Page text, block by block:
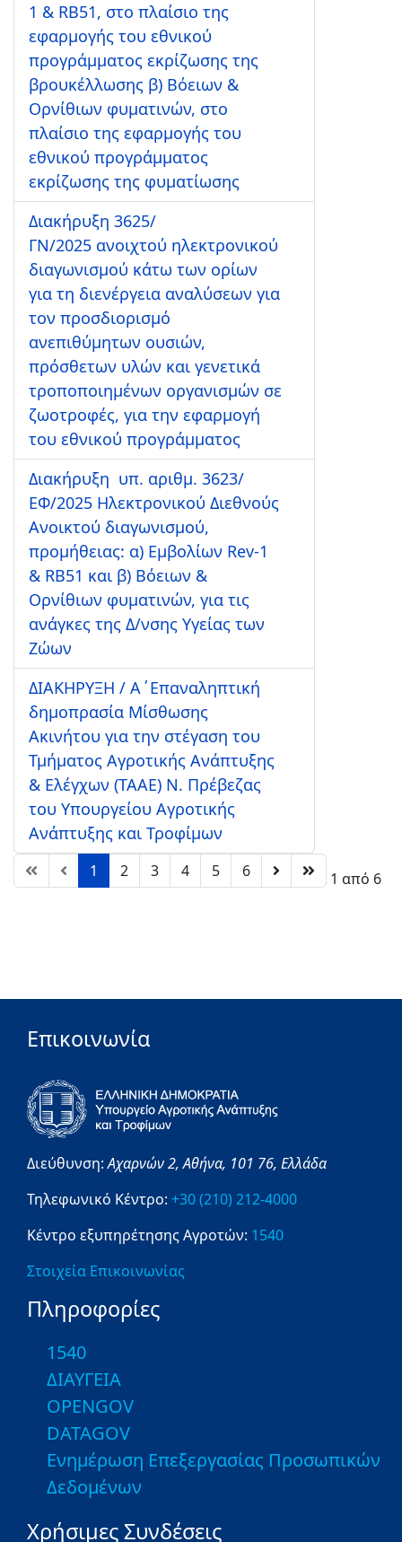
1 & RB51, στο πλαίσιο της
εφαρμογής του εθνικού
προγράμματος εκρίζωσης της
βρουκέλλωσης β) Βόειων &
Ορνίθιων φυματινών, στο
πλαίσιο της εφαρμογής του
εθνικού προγράμματος
εκρίζωσης της φυματίωσης
Διακήρυξη 3625/
ΓΝ/2025 ανοιχτού ηλεκτρονικού
διαγωνισμού κάτω των ορίων
για τη διενέργεια αναλύσεων για
τον προσδιορισμό
ανεπιθύμητων ουσιών,
πρόσθετων υλών και γενετικά
τροποποιημένων οργανισμών σε
ζωοτροφές, για την εφαρμογή
του εθνικού προγράμματος
Διακήρυξη υπ. αριθμ. 3623/
ΕΦ/2025 Ηλεκτρονικού Διεθνούς
Ανοικτού διαγωνισμού,
προμήθειας: α) Εμβολίων Rev-1
& RB51 και β) Βόειων &
Ορνίθιων φυματινών, για τις
ανάγκες της Δ/νσης Υγείας των
Ζώων
ΔΙΑΚΗΡΥΞΗ / A΄Επαναληπτική
δημοπρασία Μίσθωσης
Ακινήτου για την στέγαση του
Τμήματος Αγροτικής Ανάπτυξης
& Ελέγχων (ΤΑΑΕ) Ν. Πρέβεζας
του Υπουργείου Αγροτικής
Ανάπτυξης και Τροφίμων
Σελίδα 1 από 6
1 2 3 4 5 6
Επικοινωνία
Διεύθυνση:Αχαρνών 2,Αθήνα, 101 76, Ελλάδα
Τηλεφωνικό Κέντρο: +30 (210) 212-4000
Κέντρο εξυπηρέτησης Αγροτών: 1540
Στοιχεία Επικοινωνίας
Πληροφορίες
1540
ΔΙΑΥΓΕΙΑ
OPENGOV
DATAGOV
Ενημέρωση Επεξεργασίας Προσωπικών
Δεδομένων
Χρήσιμες Συνδέσεις